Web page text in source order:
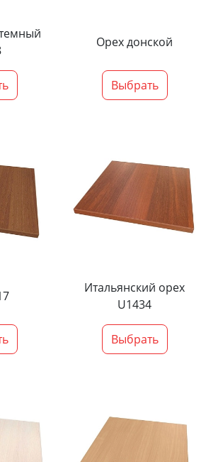
Орех донской
Выбрать
Итальянский орех
U1434
Выбрать